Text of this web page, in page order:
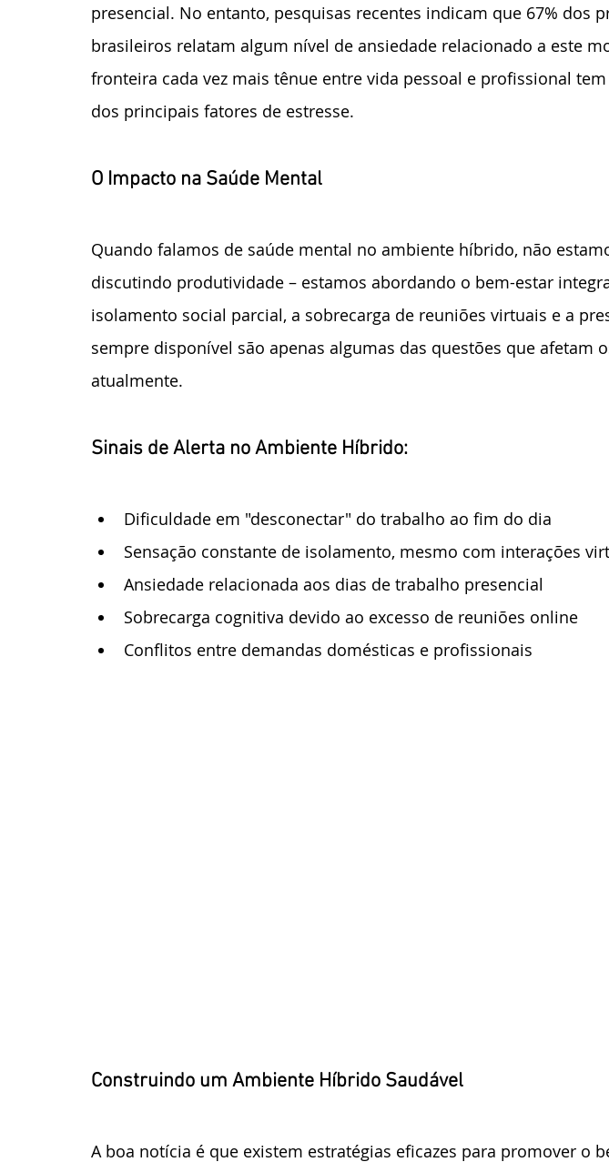
presencial. No entanto, pesquisas recentes indicam que 67% dos
brasileiros relatam algum nível de ansiedade relacionado a este
fronteira cada vez mais tênue entre vida pessoal e profissional
dos principais fatores de estresse.
O Impacto na Saúde Mental
Quando falamos de saúde mental no ambiente híbrido, não
discutindo produtividade – estamos abordando o bem-estar
isolamento social parcial, a sobrecarga de reuniões virtuais e a
sempre disponível são apenas algumas das questões que afetam
atualmente.
Sinais de Alerta no Ambiente Híbrido:
Dificuldade em "desconectar" do trabalho ao fim do dia
Sensação constante de isolamento, mesmo com interações
Ansiedade relacionada aos dias de trabalho presencial
Sobrecarga cognitiva devido ao excesso de reuniões online
Conflitos entre demandas domésticas e profissionais
Construindo um Ambiente Híbrido Saudável
A boa notícia é que existem estratégias eficazes para promover o